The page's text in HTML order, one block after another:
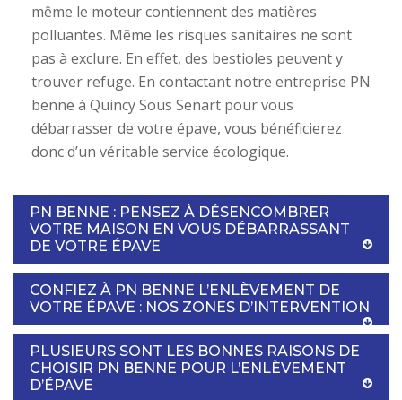
même le moteur contiennent des matières
polluantes. Même les risques sanitaires ne sont
pas à exclure. En effet, des bestioles peuvent y
trouver refuge. En contactant notre entreprise PN
benne à Quincy Sous Senart pour vous
débarrasser de votre épave, vous bénéficierez
donc d’un véritable service écologique.
PN BENNE : PENSEZ À DÉSENCOMBRER
VOTRE MAISON EN VOUS DÉBARRASSANT
DE VOTRE ÉPAVE
CONFIEZ À PN BENNE L’ENLÈVEMENT DE
VOTRE ÉPAVE : NOS ZONES D’INTERVENTION
PLUSIEURS SONT LES BONNES RAISONS DE
CHOISIR PN BENNE POUR L’ENLÈVEMENT
D’ÉPAVE